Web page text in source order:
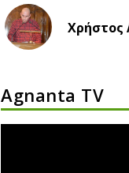
Χρήστος
Agnanta TV